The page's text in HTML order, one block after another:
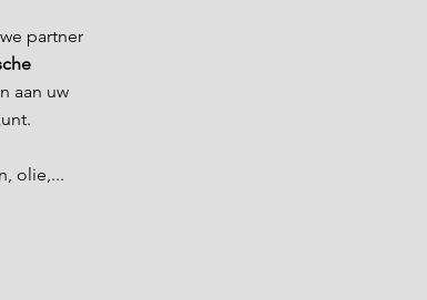
partner
aan uw
olie,...